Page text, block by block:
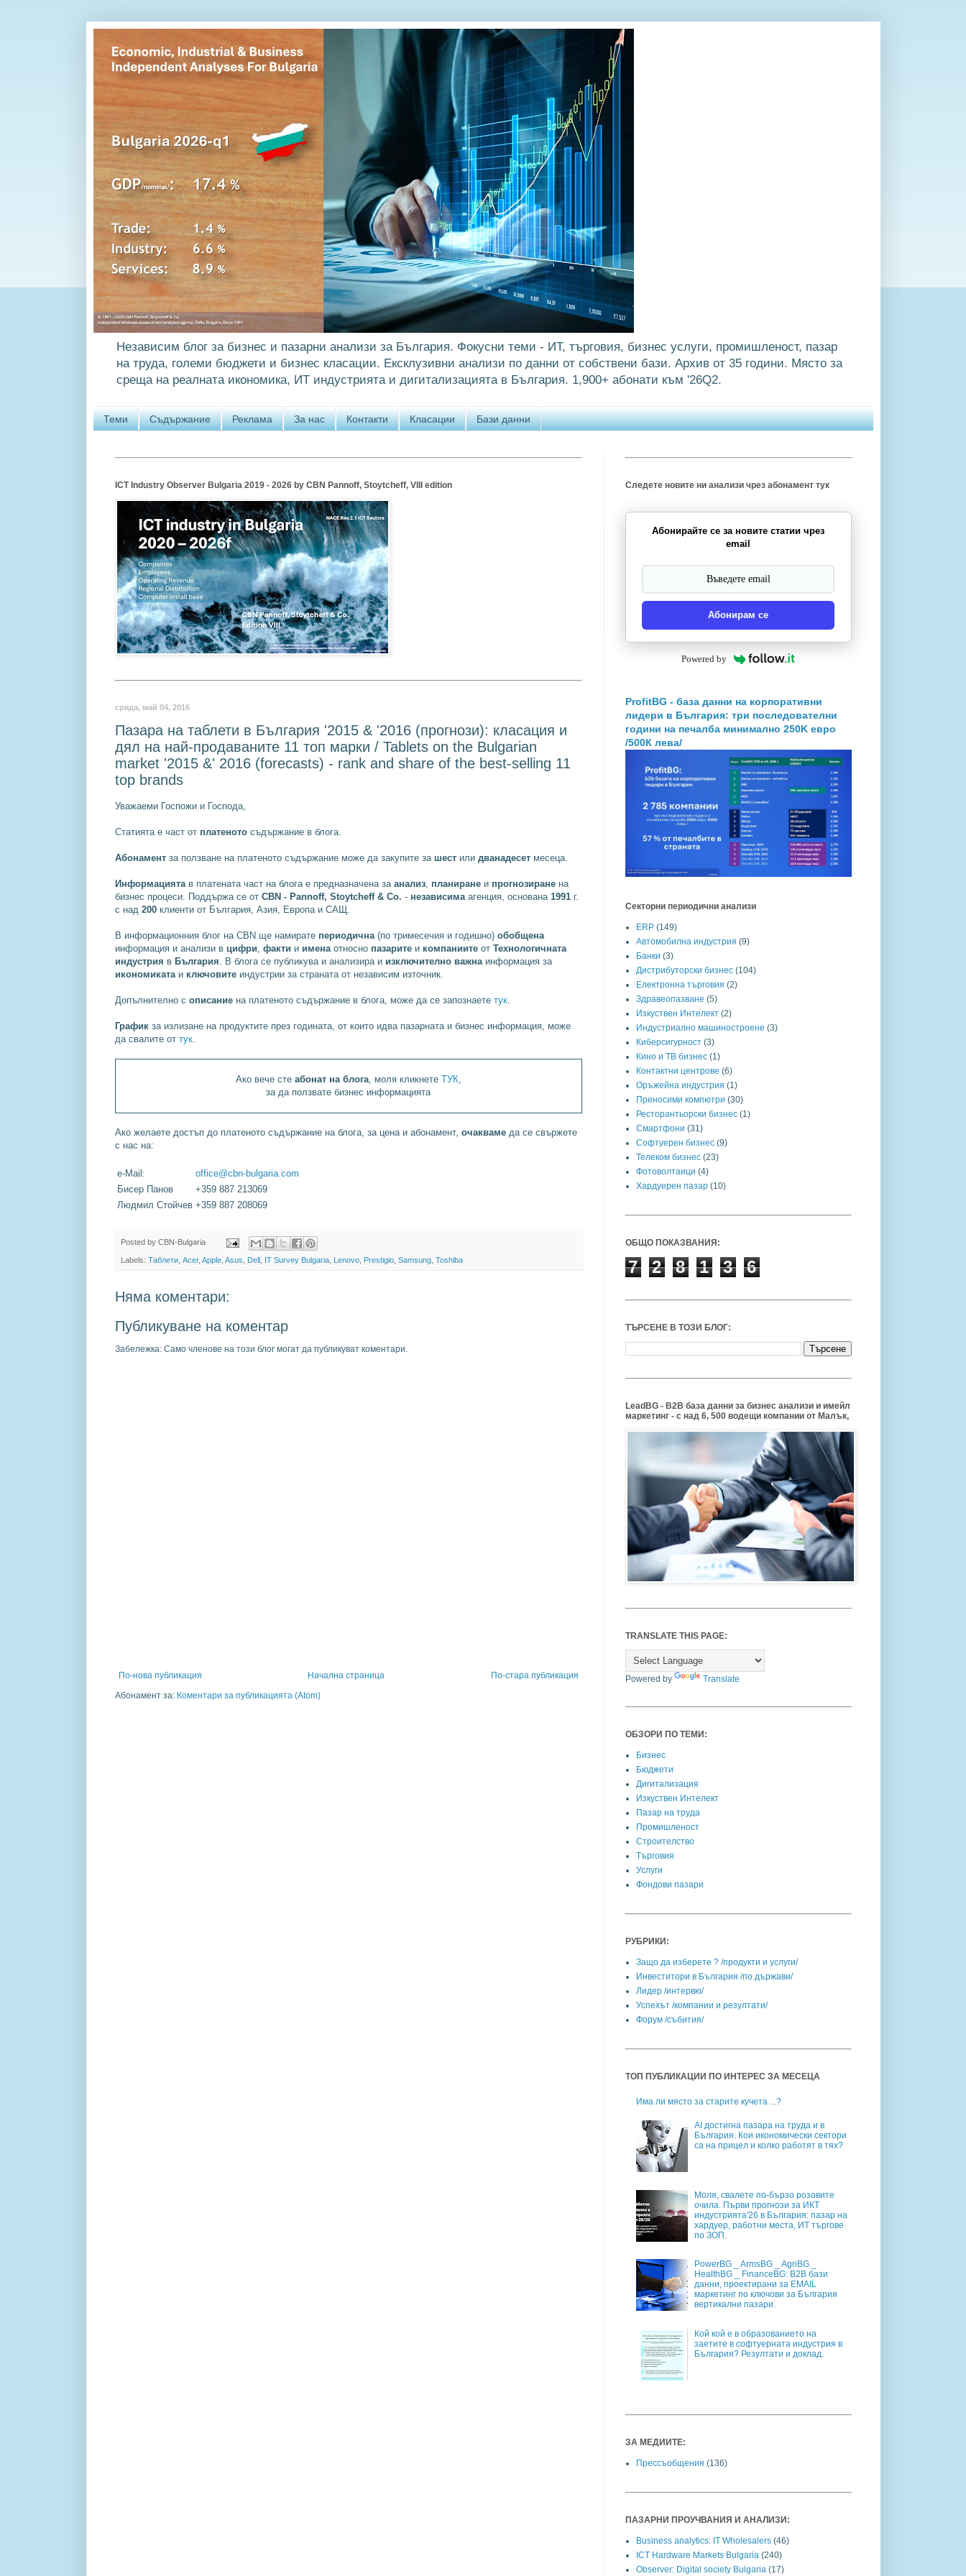
Независим блог за бизнес и пазарни анализи за България. Фокусни теми - ИТ, търговия, бизнес услуги, промишленост, пазар
на труда, големи бюджети и бизнес класации. Ексклузивни анализи по данни от собствени бази. Архив от 35 години. Място за
среща на реалната икономика, ИТ индустрията и дигитализацията в България. 1,900+ абонати към '26Q2.
Теми Съдържание Реклама За нас Контакти Класации Бази данни
ICT Industry Observer Bulgaria 2019 - 2026 by CBN Pannoff, Stoytcheff, VIII edition
сряда, май 04, 2016
Пазара на таблети в България '2015 & '2016 (прогнози): класация и
дял на най-продаваните 11 топ марки / Tablets on the Bulgarian
market '2015 &' 2016 (forecasts) - rank and share of the best-selling 11
top brands
Уважаеми Госпожи и Господа,
Статията е част от платенотосъдържание в блога.
Абонаментза ползване на платеното съдържание може да закупите за шестили дванадесетмесеца.
Информациятав платената част на блога е предназначена за анализ, планиранеи прогнозиранена
бизнес процеси. Поддържа се от CBN - Pannoff, Stoytcheff & Co. - независимаагенция, основана 1991г.
с над 200клиенти от България, Азия, Европа и САЩ.
В информационния блог на CBN ще намирате периодична(по тримесечия и годишно) обобщена
информация и анализи в цифри, факти и именаотносно пазаритеи компаниитеот Технологичната
индустрия в България. В блога се публикува и анализира и изключително важнаинформация за
икономикатаи ключовитеиндустрии за страната от независим източник.
Допълнително с описание на платеното съдържание в блога, може да се запознаете тук.
Графикза излизане на продуктите през годината, от които идва пазарната и бизнес информация, може
да свалите от тук.
Ако вече сте абонат на блога, моля кликнете ТУК,
за да ползвате бизнес информацията
Ако желаете достъп до платеното съдържание на блога, за цена и абонамент, очаквамеда се свържете
с нас на:
e-Mail:
office@cbn-bulgaria.com
Бисер Панов
+359 887 213069
Людмил Стойчев +359 887 208069
Posted by CBN-Bulgaria
Labels: Таблети, Acer, Apple, Asus Dell, IT Survey Bulgaria, Lenovo, Prestigio, Samsung, Toshiba
Няма коментари:
Публикуване на коментар
Забележка: Само членове на този блог могат да публикуват коментари.
По-нова публикация По-стара публикация
Начална страница
Абонамент за: Коментари за публикацията (Atom)
Следете новите ни анализи чрез абонамент тук
Абонирайте се за новите статии чрез
email
Абонирам се
Powered by
ProfitBG - база данни на корпоративни
лидери в България: три последователни
години на печалба минимално 250K евро
/500К лева/
Секторни периодични анализи
ERP (149)
Автомобилна индустрия (9)
Банки (3)
Дистрибуторски бизнес (104)
Електронна търговия (2)
Здравеопазване (5)
Изкуствен Интелект (2)
Индустриално машиностроене (3)
Киберсигурност (3)
Кино и ТВ бизнес (1)
Контактни центрове (6)
Оръжейна индустрия (1)
Преносими компютри (30)
Ресторантьорски бизнес (1)
Смартфони (31)
Софтуерен бизнес (9)
Телеком бизнес (23)
Фотоволтаици (4)
Хардуерен пазар (10)
ОБЩО ПОКАЗВАНИЯ:
7 2 8 1 3 6
ТЪРСЕНЕ В ТОЗИ БЛОГ:
LeadBG - B2B база данни за бизнес анализи и имейл
маркетинг - с над 6, 500 водещи компании от Малък,
TRANSLATE THIS PAGE:
Powered by Translate
ОБЗОРИ ПО ТЕМИ:
Бизнес
Бюджети
Дигитализация
Изкуствен Интелект
Пазар на труда
Промишленост
Строителство
Търговия
Услуги
Фондови пазари
РУБРИКИ:
Защо да изберете ? /продукти и услуги/
Инвеститори в България /по държави/
Лидер /интервю/
Успехът /компании и резултати/
Форум /събития/
ТОП ПУБЛИКАЦИИ ПО ИНТЕРЕС ЗА МЕСЕЦА
Има ли място за старите кучета ...?
AI достигна пазара на труда и в
България. Кои икономически сектори
са на прицел и колко работят в тях?
Моля, свалете по-бързо розовите
очила. Първи прогнози за ИКТ
индустрията'26 в България: пазар на
хардуер, работни места, ИТ търгове
по ЗОП.
PowerBG _ ArmsBG _ AgriBG _
HealthBG _ FinanceBG: B2B бази
данни, проектирани за EMAIL
маркетинг по ключови за България
вертикални пазари.
Кой кой е в образованието на
заетите в софтуерната индустрия в
България? Резултати и доклад.
ЗА МЕДИИТЕ:
Прессъобщения (136)
ПАЗАРНИ ПРОУЧВАНИЯ И АНАЛИЗИ:
Business analytics: IT Wholesalers (46)
ICT Hardware Markets Bulgaria (240)
Observer: Digital society Bulgaria (17)